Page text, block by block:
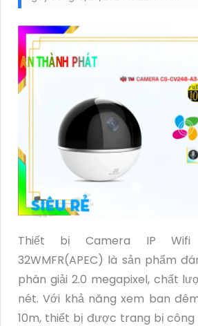
Thiết bị Camera IP Wifi
32WMFR(APEC) là sản phẩm
phân giải 2.0 megapixel, chất
nét. Với khả năng xem ban
10m, thiết bị được trang bị công